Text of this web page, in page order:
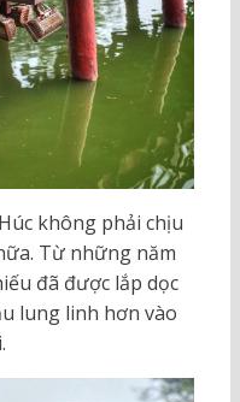
không phải chịu
Từ những năm
đã được lắp dọc
lung linh hơn vào